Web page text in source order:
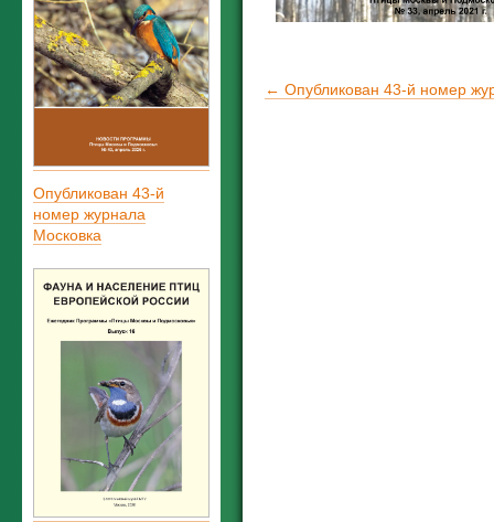
Опубликован 43-й
номер журнала
Московка
← Опубликован 43-й номер